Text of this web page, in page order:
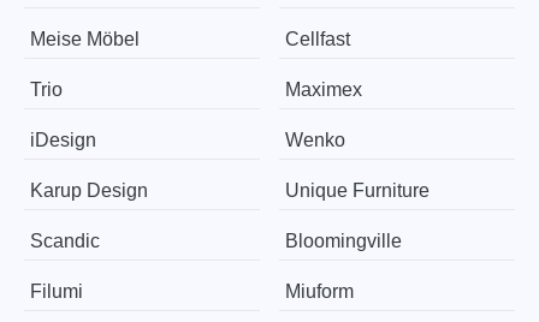
Meise Möbel Cellfast
Trio Maximex
iDesign Wenko
Karup Design Unique Furniture
Scandic Bloomingville
Filumi Miuform